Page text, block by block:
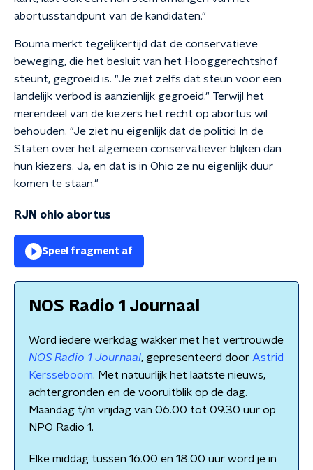
abortusstandpunt van de kandidaten."
Bouma merkt tegelijkertijd dat de conservatieve
beweging, die het besluit van het Hooggerechtshof
steunt, gegroeid is. "Je ziet zelfs dat steun voor een
landelijk verbod is aanzienlijk gegroeid." Terwijl het
merendeel van de kiezers het recht op abortus wil
behouden. "Je ziet nu eigenlijk dat de politici In de
Staten over het algemeen conservatiever blijken dan
hun kiezers. Ja, en dat is in Ohio ze nu eigenlijk duur
komen te staan."
RJN ohio abortus
Speel fragment af
NOS Radio 1 Journaal
Word iedere werkdag wakker met het vertrouwde
NOS Radio 1 Journaal, gepresenteerd door Astrid
Kersseboom. Met natuurlijk het laatste nieuws,
achtergronden en de vooruitblik op de dag.
Maandag t/m vrijdag van 06.00 tot 09.30 uur op
NPO Radio 1.
Elke middag tussen 16.00 en 18.00 uur word je in